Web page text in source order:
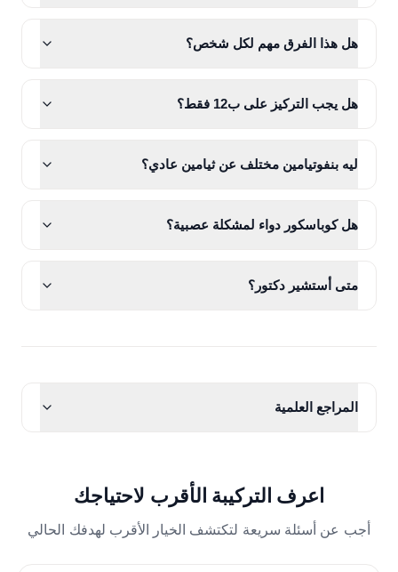
هل هذا الفرق مهم لكل شخص؟
هل يجب التركيز على ب12 فقط؟
ليه بنفوتيامين مختلف عن ثيامين عادي؟
هل كوباسكور دواء لمشكلة عصبية؟
متى أستشير دكتور؟
المراجع العلمية
اعرف التركيبة الأقرب لاحتياجك
أجب عن أسئلة سريعة لتكتشف الخيار الأقرب لهدفك الحالي